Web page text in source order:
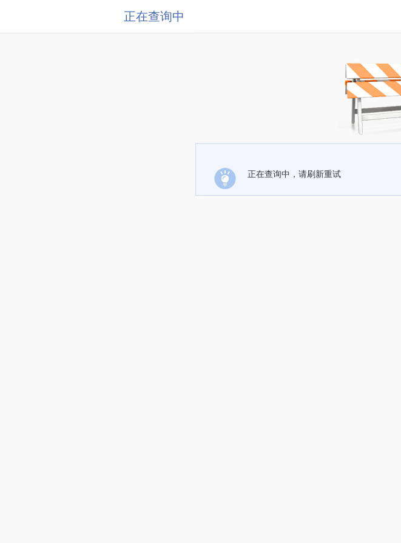
正在查询中
正在查询中，请刷新重试